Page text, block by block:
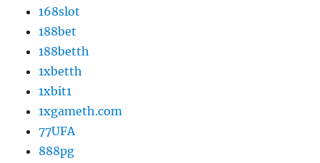
168slot
188bet
188betth
1xbetth
1xbit1
1xgameth.com
77UFA
888pg